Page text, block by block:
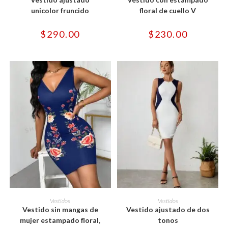
múltiples
variantes.
se
pueden
la
página
de
producto
unicolor fruncido
$290.00
múltiples
variantes.
se
pueden
la
página
de
producto
floral de cuello V
$230.00
SELECCIONAR OPCIONES
Este
producto
tiene
múltiples
variantes.
Vestidos
Vestido sin mangas de
mujer estampado floral,
SELECCIONAR OPCIONES
Este
producto
tiene
múltiples
variantes.
Vestidos
Vestido ajustado de dos
tonos